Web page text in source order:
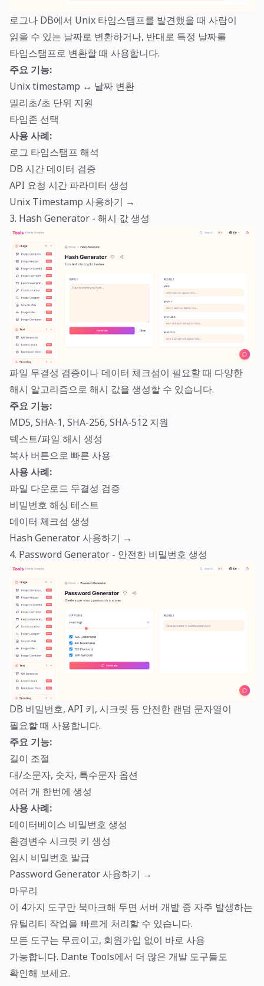
로그나 DB에서 Unix 타임스탬프를 발견했을 때 사람이
읽을 수 있는 날짜로 변환하거나, 반대로 특정 날짜를
타임스탬프로 변환할 때 사용합니다.
주요 기능:
Unix timestamp ↔ 날짜 변환
밀리초/초 단위 지원
타임존 선택
사용 사례:
로그 타임스탬프 해석
DB 시간 데이터 검증
API 요청 시간 파라미터 생성
Unix Timestamp 사용하기 →
3. Hash Generator - 해시 값 생성
파일 무결성 검증이나 데이터 체크섬이 필요할 때 다양한
해시 알고리즘으로 해시 값을 생성할 수 있습니다.
주요 기능:
MD5, SHA-1, SHA-256, SHA-512 지원
텍스트/파일 해시 생성
복사 버튼으로 빠른 사용
사용 사례:
파일 다운로드 무결성 검증
비밀번호 해싱 테스트
데이터 체크섬 생성
Hash Generator 사용하기 →
4. Password Generator - 안전한 비밀번호 생성
DB 비밀번호, API 키, 시크릿 등 안전한 랜덤 문자열이
필요할 때 사용합니다.
주요 기능:
길이 조절
대/소문자, 숫자, 특수문자 옵션
여러 개 한번에 생성
사용 사례:
데이터베이스 비밀번호 생성
환경변수 시크릿 키 생성
임시 비밀번호 발급
Password Generator 사용하기 →
마무리
이 4가지 도구만 북마크해 두면 서버 개발 중 자주 발생하는
유틸리티 작업을 빠르게 처리할 수 있습니다.
모든 도구는 무료이고, 회원가입 없이 바로 사용
가능합니다. Dante Tools에서 더 많은 개발 도구들도
확인해 보세요.